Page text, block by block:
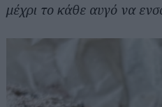
μέχρι το κάθε αυγό να